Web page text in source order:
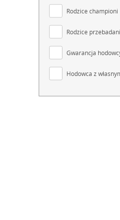
Rodzice championi
Rodzice przebadani
Gwarancja
Hodowca z